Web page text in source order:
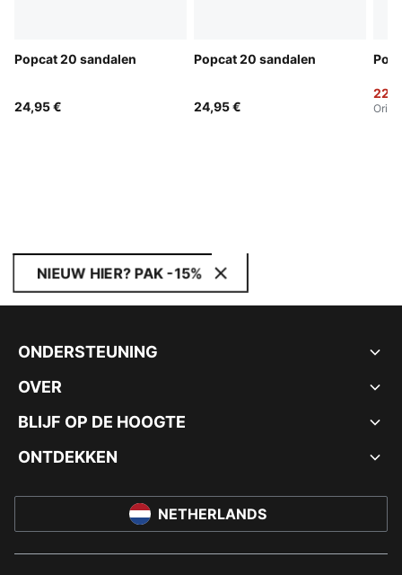
Popcat 20 sandalen
24,95 €
Popcat 20 sandalen
24,95 €
NIEUW HIER? PAK -15%
ONDERSTEUNING
OVER
BLIJF OP DE HOOGTE
ONTDEKKEN
NETHERLANDS